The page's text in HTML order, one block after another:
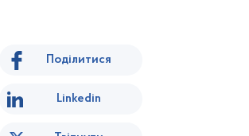
Поділитися
Linkedin